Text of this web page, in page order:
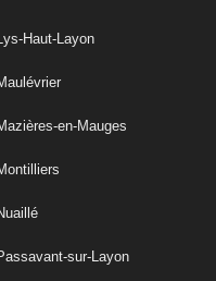
Haut-Layon
en-Mauges
sur-Layon